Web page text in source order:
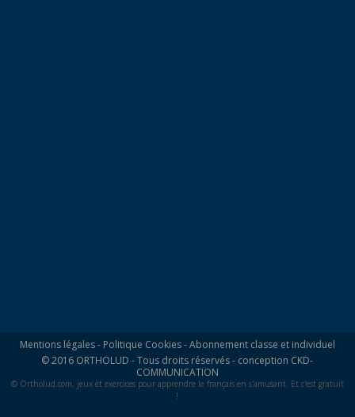
Mentions légales- Politique Cookies-Abonnement classe et individuel
© 2016 ORTHOLUD - Tous droits réservés - conception CKD-
COMMUNICATION
© Ortholud.com, jeux et exercices pour apprendre le français en s'amusant. Et c'est gratuit
!